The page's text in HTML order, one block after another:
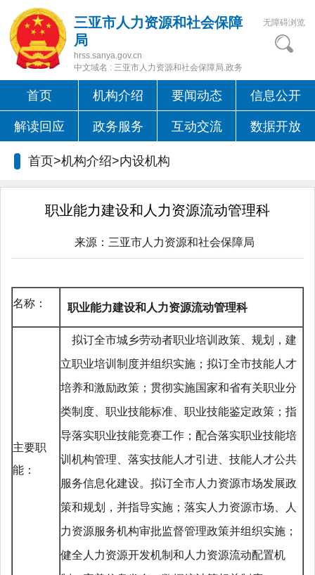
三亚市人力资源和社会保障
局
hrss.sanya.gov.cn
中文域名 : 三亚市人力资源和社会保障局.政务
无障碍浏览
首页 机构介绍 要闻动态 信息公开
解读回应 政务服务 互动交流 数据开放
首页>机构介绍>内设机构
职业能力建设和人力资源流动管理科
来源： 三亚市人力资源和社会保障局
名称： 职业能力建设和人力资源流动管理科
主要职
能：
拟订全市城乡劳动者职业培训政策、规划，建
立职业培训制度并组织实施；拟订全市技能人才
培养和激励政策；贯彻实施国家和省有关职业分
类制度、职业技能标准、职业技能鉴定政策； 指
导落实职业技能竞赛工作； 配合落实职业技能培
训机构管理、落实技能人才引进、技能人才公共
服务信息化建设。拟订全市人力资源市场发展政
策和规划，并指导实施；落实人力资源市场、人
力资源服务机构审批监督管理政策并组织实施；
健全人力资源开发机制和人力资源流动配置机